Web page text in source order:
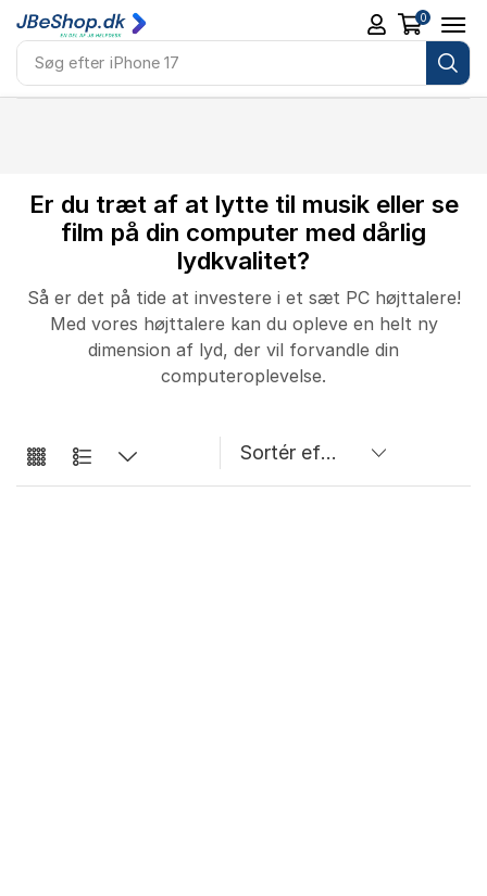
Søg efter iPhone 17
0
Er du træt af at lytte til musik eller se
film på din computer med dårlig
lydkvalitet?
Så er det på tide at investere i et sæt PC højttalere!
Med vores højttalere kan du opleve en helt ny
dimension af lyd, der vil forvandle din
computeroplevelse.